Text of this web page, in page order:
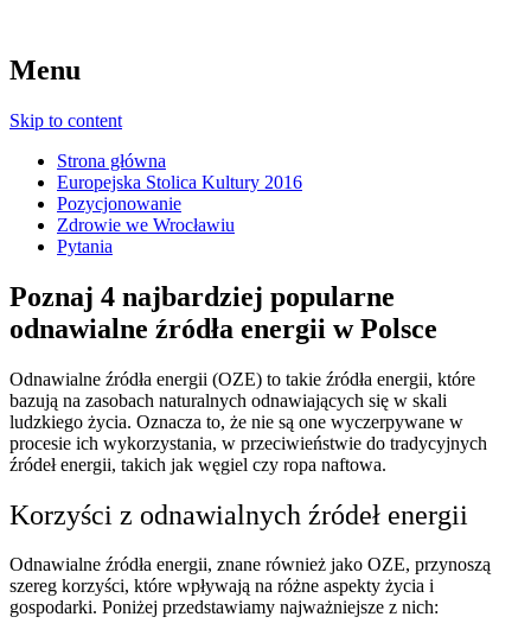
Menu
Skip to content
Strona główna
Europejska Stolica Kultury 2016
Pozycjonowanie
Zdrowie we Wrocławiu
Pytania
Poznaj 4 najbardziej popularne
odnawialne źródła energii w Polsce
Odnawialne źródła energii (OZE) to takie źródła energii, które
bazują na zasobach naturalnych odnawiających się w skali
ludzkiego życia. Oznacza to, że nie są one wyczerpywane w
procesie ich wykorzystania, w przeciwieństwie do tradycyjnych
źródeł energii, takich jak węgiel czy ropa naftowa.
Korzyści z odnawialnych źródeł energii
Odnawialne źródła energii, znane również jako OZE, przynoszą
szereg korzyści, które wpływają na różne aspekty życia i
gospodarki. Poniżej przedstawiamy najważniejsze z nich: